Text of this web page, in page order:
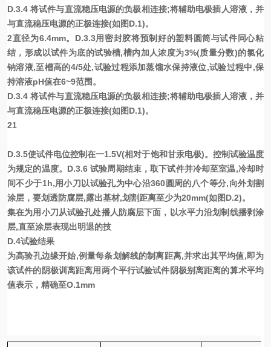
D.3.4 将试件与直流稳压电源的负极相连接;将辅助电极插人溶液，并
与直流稳压电源的正极连接(如图D.1)。
2直径为6.4mm。D.3.3用密封胶将预制好的塑料圆筒与试件同心粘
结，形成以试件为底的试验槽,槽内加人浓度为3%(质量分数)的氯化
钠溶液,至槽高的4/5处,试验过程添加蒸馏水保持液位,试验过程中,保
持溶液pH值在6~9范围。
D.3.4 将试件与直流稳压电源的负极相连接;将辅助电极插人溶液，并
与直流稳压电源的正极连接(如图D.1)。
21
D.3.5使试件电位控制在一1.5V(相对于饱和甘汞电极)。控制试验温度
为规定的温度。D.3.6 试验周期结束，取下试件并冷却至室温,冷却时
间不少于1h,用小刀以试验孔为中心沿360圆周的八个等分,向外划割
涂层，要划透防腐层,露出基材,划割距离至少为20mm(如图D.2)。
集在为用小刀从试验孔处播人防腐层下面，以水平力沿划制线播剥涂
层,直至涂层表现出明退的技
D.4试验结果
为高验孔边缘开始,例量每条划解线的制离距离,并求出其平均值,即为
该试件的阴极训离距离用两个平行试验试件阴极别离距离的算术平均
值表示，精确至O.1mm